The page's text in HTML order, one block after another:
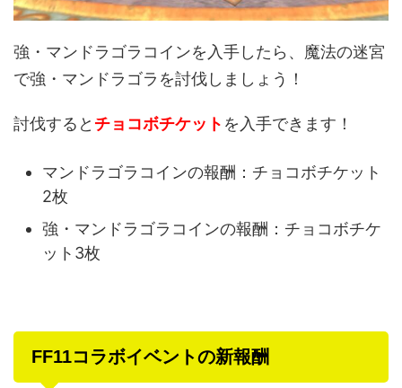
強・マンドラゴラコインを入手したら、魔法の迷宮
で強・マンドラゴラを討伐しましょう！
討伐すると チョコボチケット を入手できます！
マンドラゴラコインの報酬：チョコボチケット
2枚
強・マンドラゴラコインの報酬：チョコボチケ
ット3枚
FF11コラボイベントの新報酬